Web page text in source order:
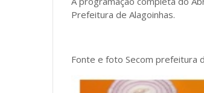
Prefeitura de Alagoinhas.
Fonte e foto Secom prefeitura